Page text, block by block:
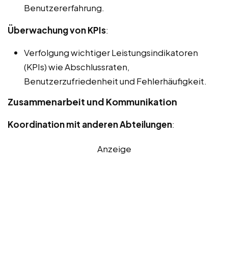
Benutzererfahrung.
Überwachung von KPIs:
Verfolgung wichtiger Leistungsindikatoren
(KPIs) wie Abschlussraten,
Benutzerzufriedenheit und Fehlerhäufigkeit.
Zusammenarbeit und Kommunikation
Koordination mit anderen Abteilungen:
Anzeige